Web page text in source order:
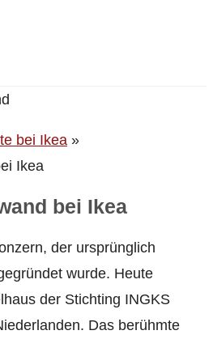
bei Ikea »
Ikea
bei Ikea
der ursprünglich
wurde. Heute
der Stichting INGKS
Das berühmte